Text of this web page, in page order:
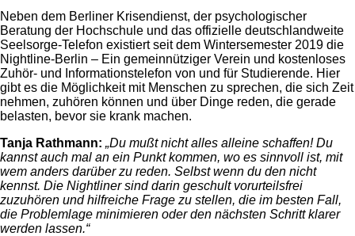
Neben dem Berliner Krisendienst, der psychologischer
Beratung der Hochschule und das offizielle deutschlandweite
Seelsorge-Telefon existiert seit dem Wintersemester 2019 die
Nightline-Berlin – Ein gemeinnütziger Verein und kostenloses
Zuhör- und Informationstelefon von und für Studierende. Hier
gibt es die Möglichkeit mit Menschen zu sprechen, die sich Zeit
nehmen, zuhören können und über Dinge reden, die gerade
belasten, bevor sie krank machen.
Tanja Rathmann: „Du mußt nicht alles alleine schaffen! Du
kannst auch mal an ein Punkt kommen, wo es sinnvoll ist, mit
wem anders darüber zu reden. Selbst wenn du den nicht
kennst. Die Nightliner sind darin geschult vorurteilsfrei
zuzuhören und hilfreiche Frage zu stellen, die im besten Fall,
die Problemlage minimieren oder den nächsten Schritt klarer
werden lassen.“